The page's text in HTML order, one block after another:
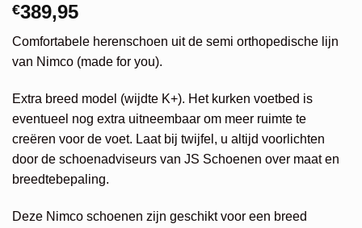
€389,95
Comfortabele herenschoen uit de semi orthopedische lijn
van Nimco (made for you).
Extra breed model (wijdte K+). Het kurken voetbed is
eventueel nog extra uitneembaar om meer ruimte te
creëren voor de voet. Laat bij twijfel, u altijd voorlichten
door de schoenadviseurs van JS Schoenen over maat en
breedtebepaling.
Deze Nimco schoenen zijn geschikt voor een breed